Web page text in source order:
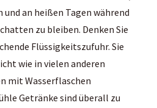
an heißen Tagen während
zu bleiben. Denken Sie
Flüssigkeitszufuhr. Sie
wie in vielen anderen
mit Wasserflaschen
Getränke sind überall zu